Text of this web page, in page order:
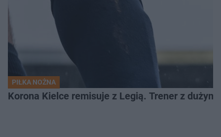
PIŁKA NOŻNA
Korona Kielce remisuje z Legią. Trener z dużym